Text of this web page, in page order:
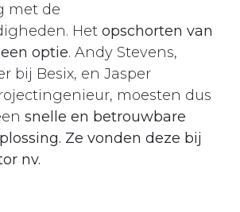
met de
Het opschorten van
optie. Andy Stevens,
bij Besix, en Jasper
moesten dus
snelle en betrouwbare
Ze vonden deze bij
nv.